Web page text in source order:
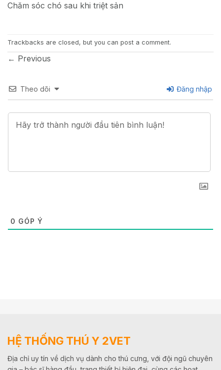
Chăm sóc chó sau khi triệt sản
Trackbacks are closed, but you can post a comment.
← Previous
Theo dõi Đăng nhập
0 GÓP Ý
HỆ THỐNG THÚ Y 2VET
Địa chỉ uy tín về dịch vụ dành cho thú cưng, với đội ngũ chuyên